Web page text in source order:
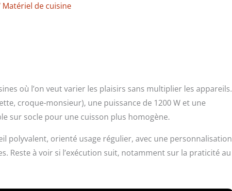
Matériel de cuisine
où l’on veut varier les plaisirs sans multiplier les appareils.
croque-monsieur), une puissance de 1200 W et une
sur socle pour une cuisson plus homogène.
polyvalent, orienté usage régulier, avec une personnalisation
Reste à voir si l’exécution suit, notamment sur la praticité au